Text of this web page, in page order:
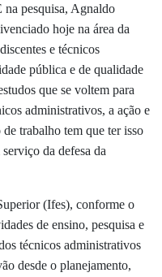
na pesquisa, Agnaldo
hoje na área da
e técnicos
pública e de qualidade
que se voltem para
administrativos, a ação e
trabalho tem que ter isso
da defesa da
(Ifes), conforme o
de ensino, pesquisa e
técnicos administrativos
desde o planejamento,